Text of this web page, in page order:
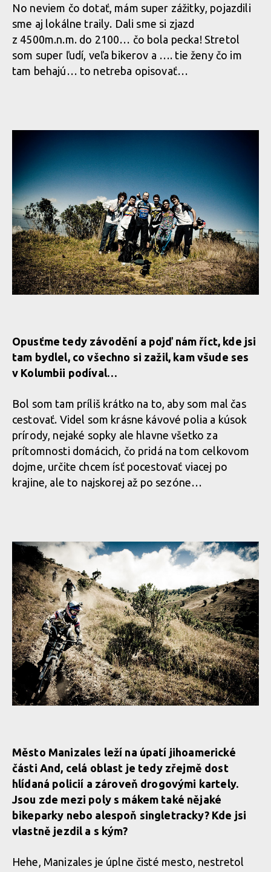
No neviem čo dotať, mám super zážitky, pojazdili
sme aj lokálne traily. Dali sme si zjazd
z 4500m.n.m. do 2100… čo bola pecka! Stretol
som super ľudí, veľa bikerov a …. tie ženy čo im
tam behajú… to netreba opisovať…
Opusťme tedy závodění a pojď nám říct, kde jsi
tam bydlel, co všechno si zažil, kam všude ses
v Kolumbii podíval…
Bol som tam príliš krátko na to, aby som mal čas
cestovať. Videl som krásne kávové polia a kúsok
prírody, nejaké sopky ale hlavne všetko za
prítomnosti domácich, čo pridá na tom celkovom
dojme, určite chcem ísť pocestovať viacej po
krajine, ale to najskorej až po sezóne…
Město Manizales leží na úpatí jihoamerické
části And, celá oblast je tedy zřejmě dost
hlídaná policií a zároveň drogovými kartely.
Jsou zde mezi poly s mákem také nějaké
bikeparky nebo alespoň singletracky? Kde jsi
vlastně jezdil a s kým?
Hehe, Manizales je úplne čisté mesto, nestretol